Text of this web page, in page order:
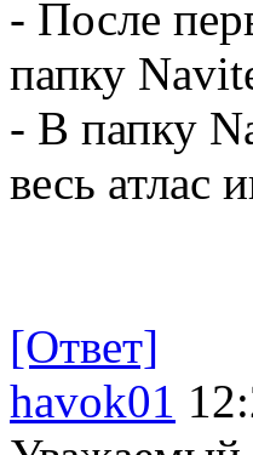
- После
папку
- В папку
весь атлас
[Ответ]
havok01